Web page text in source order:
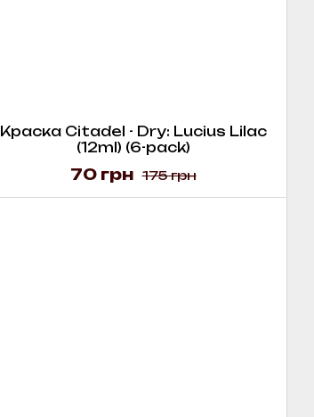
Краска Citadel - Dry: Lucius Lilac
(12ml) (6-pack)
175 грн
70 грн